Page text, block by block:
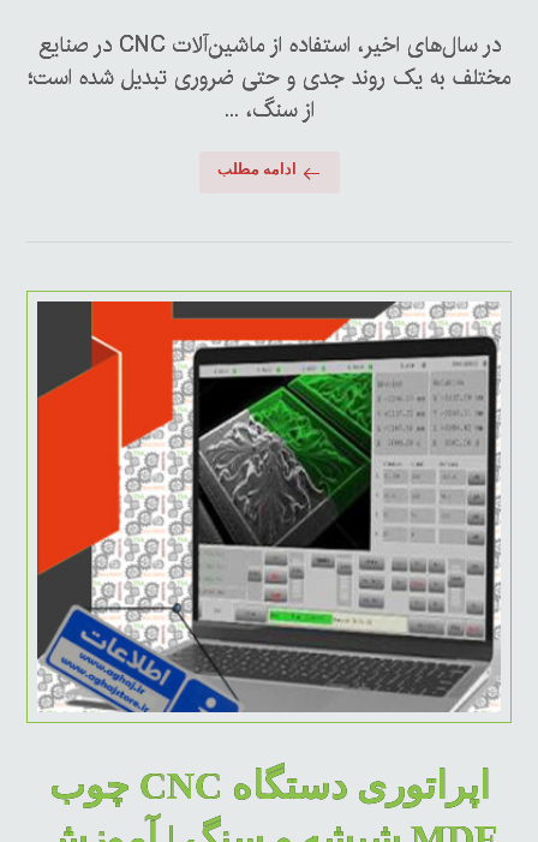
در سال‌های اخیر، استفاده از ماشین‌آلات CNC در صنایع
مختلف به یک روند جدی و حتی ضروری تبدیل شده است؛
از سنگ، ...
ادامه مطلب
اپراتوری دستگاه CNC چوب